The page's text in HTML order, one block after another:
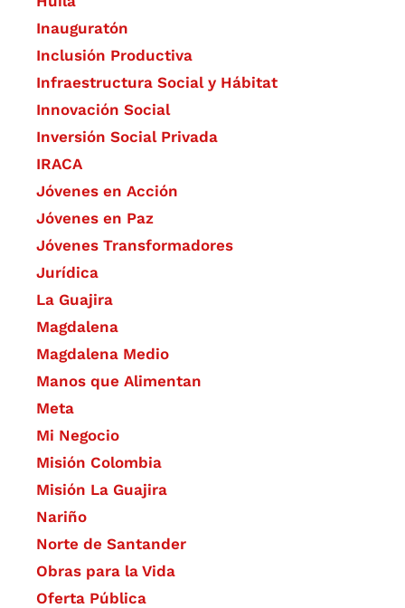
Inauguratón
Inclusión Productiva
Infraestructura Social y Hábitat
​Innovación Social
Inversión Social Privada
IRACA
Jóvenes en Acción
Jóvenes en Paz
Jóvenes Transformadores
Jurídica
La Guajira
Magdalena
Magdalena Medio
Manos que Alimentan
Meta
Mi Negocio
Misión Colombia
Misión La Guajira
Nariño
Norte de Santander
Obras para la Vida
Oferta Pública